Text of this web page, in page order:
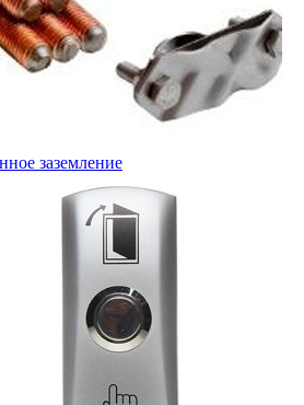
заземление